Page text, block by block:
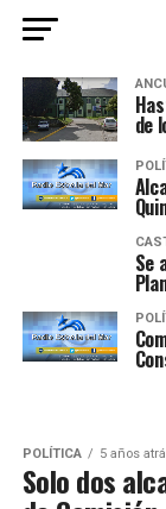
de
Se
POLÍTICA 5 años
Solo dos